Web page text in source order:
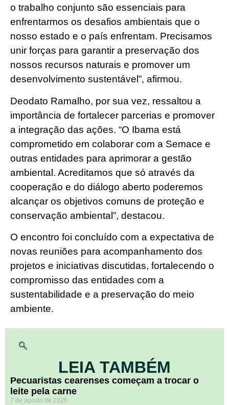
o trabalho conjunto são essenciais para
enfrentarmos os desafios ambientais que o
nosso estado e o país enfrentam. Precisamos
unir forças para garantir a preservação dos
nossos recursos naturais e promover um
desenvolvimento sustentável”, afirmou.
Deodato Ramalho, por sua vez, ressaltou a
importância de fortalecer parcerias e promover
a integração das ações. “O Ibama está
comprometido em colaborar com a Semace e
outras entidades para aprimorar a gestão
ambiental. Acreditamos que só através da
cooperação e do diálogo aberto poderemos
alcançar os objetivos comuns de proteção e
conservação ambiental”, destacou.
O encontro foi concluído com a expectativa de
novas reuniões para acompanhamento dos
projetos e iniciativas discutidas, fortalecendo o
compromisso das entidades com a
sustentabilidade e a preservação do meio
ambiente.
LEIA TAMBÉM
Pecuaristas cearenses começam a trocar o
leite pela carne
7 de agosto de 2026